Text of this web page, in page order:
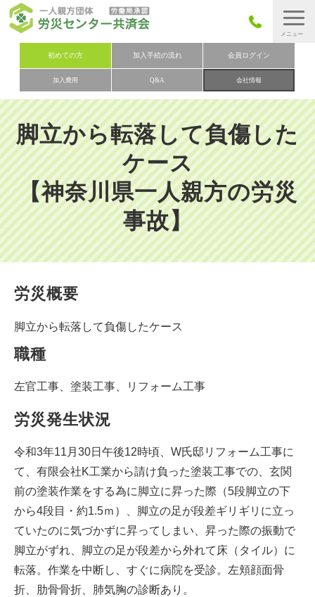
初めての方 加入手続の流れ 会員ログイン
加入費用 Q&A 会社情報
労災保険とは
労災保険の取りまとめ
労災保険加入手続きの流れ
加入費用
加入申込み
会社概要
お問い合わせ
会員メニュー
脚立から転落して負傷した
ケース
【神奈川県一人親方の労災
事故】
労災概要
脚立から転落して負傷したケース
職種
左官工事、塗装工事、リフォーム工事
労災発生状況
令和3年11月30日午後12時頃、W氏邸リフォーム工事に
て、有限会社K工業から請け負った塗装工事での、玄関
前の塗装作業をする為に脚立に昇った際（5段脚立の下
から4段目・約1.5ｍ）、脚立の足が段差ギリギリに立っ
ていたのに気づかずに昇ってしまい、昇った際の振動で
脚立がずれ、脚立の足が段差から外れて床（タイル）に
転落。作業を中断し、すぐに病院を受診。左頬顔面骨
折、肋骨骨折、肺気胸の診断あり。